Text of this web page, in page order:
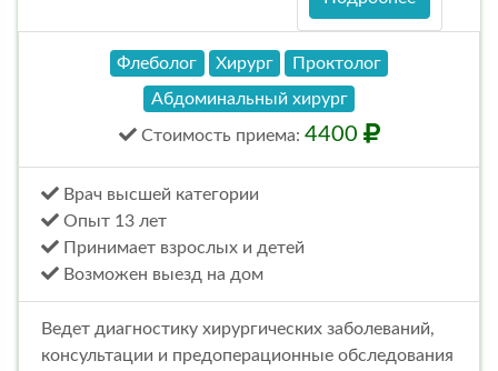
Флеболог Хирург
Проктолог
Абдоминальный хирург
Стоимость приема: 4400
Врач высшей категории
Опыт 13 лет
Принимает взрослых и детей
Возможен выезд на дом
Ведет диагностику хирургических заболеваний,
консультации и предоперационные обследования